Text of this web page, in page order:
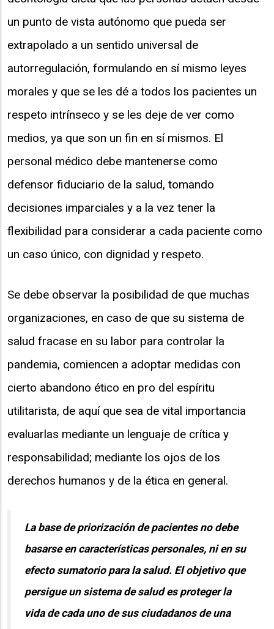
un punto de vista autónomo que pueda ser
extrapolado a un sentido universal de
autorregulación, formulando en sí mismo leyes
morales y que se les dé a todos los pacientes un
respeto intrínseco y se les deje de ver como
medios, ya que son un fin en sí mismos. El
personal médico debe mantenerse como
defensor fiduciario de la salud, tomando
decisiones imparciales y a la vez tener la
flexibilidad para considerar a cada paciente como
un caso único, con dignidad y respeto.
Se debe observar la posibilidad de que muchas
organizaciones, en caso de que su sistema de
salud fracase en su labor para controlar la
pandemia, comiencen a adoptar medidas con
cierto abandono ético en pro del espíritu
utilitarista, de aquí que sea de vital importancia
evaluarlas mediante un lenguaje de crítica y
responsabilidad; mediante los ojos de los
derechos humanos y de la ética en general.
La base de priorización de pacientes no debe
basarse en características personales, ni en su
efecto sumatorio para la salud. El objetivo que
persigue un sistema de salud es proteger la
vida de cada uno de sus ciudadanos de una